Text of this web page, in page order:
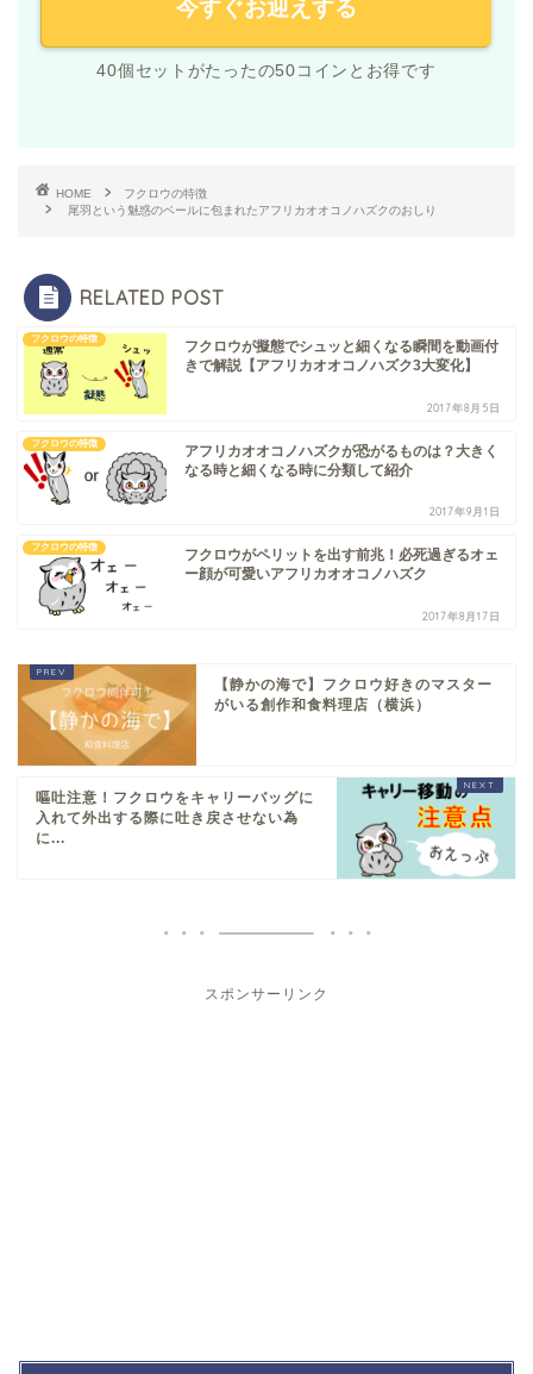
今すぐお迎えする
40個セットがたったの50コインとお得です
HOME
フクロウの特徴
尾羽という魅惑のベールに包まれたアフリカオオコノハズクのおしり
RELATED POST
フクロウの特徴
フクロウが擬態でシュッと細くなる瞬間を動画付
きで解説【アフリカオオコノハズク3大変化】
2017年8月5日
フクロウの特徴
アフリカオオコノハズクが恐がるものは？大きく
なる時と細くなる時に分類して紹介
2017年9月1日
フクロウの特徴
フクロウがペリットを出す前兆！必死過ぎるオェ
ー顔が可愛いアフリカオオコノハズク
2017年8月17日
【静かの海で】フクロウ好きのマスター
がいる創作和食料理店（横浜）
嘔吐注意！フクロウをキャリーバッグに
入れて外出する際に吐き戻させない為
に...
スポンサーリンク